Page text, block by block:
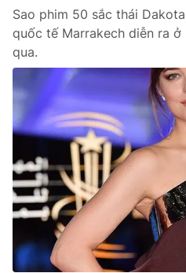
Sao phim 50 sắc thái
quốc tế Marrakech diễn ra ở
qua.